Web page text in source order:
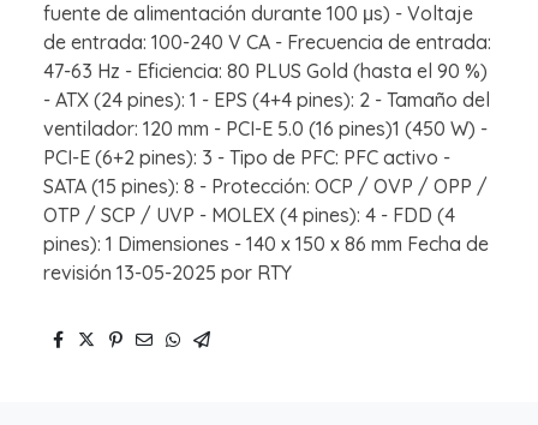
fuente de alimentación durante 100 μs) - Voltaje
de entrada: 100-240 V CA - Frecuencia de entrada:
47-63 Hz - Eficiencia: 80 PLUS Gold (hasta el 90 %)
- ATX (24 pines): 1 - EPS (4+4 pines): 2 - Tamaño del
ventilador: 120 mm - PCI-E 5.0 (16 pines)1 (450 W) -
PCI-E (6+2 pines): 3 - Tipo de PFC: PFC activo -
SATA (15 pines): 8 - Protección: OCP / OVP / OPP /
OTP / SCP / UVP - MOLEX (4 pines): 4 - FDD (4
pines): 1 Dimensiones - 140 x 150 x 86 mm Fecha de
revisión 13-05-2025 por RTY